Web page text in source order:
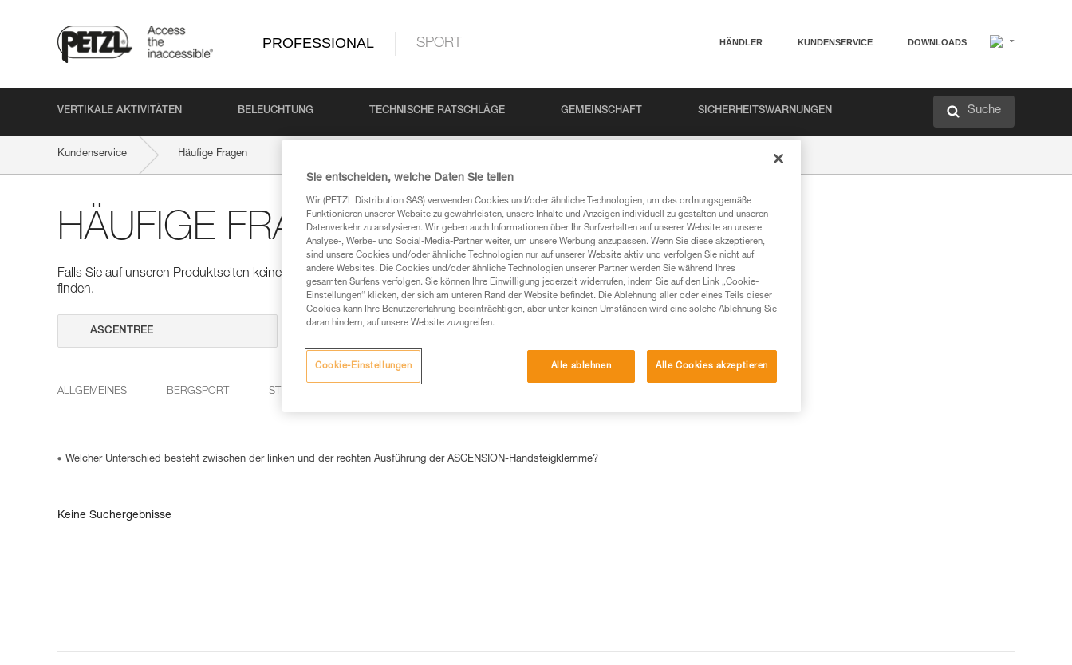
PROFESSIONAL SPORT HÄNDLER KUNDENSERVICE DOWNLOADS
VERTIKALE AKTIVITÄTEN BELEUCHTUNG TECHNISCHE RATSCHLÄGE GEMEINSCHAFT SICHERHEITSWARNUNGEN Suche
Kundenservice Häufige Fragen
HÄUFIGE FRAGEN
Falls Sie auf unseren Produktseiten keine Antworten auf Ihre Fragen gefunden haben, sollten Sie sie hier
finden.
Suche durchführen
ALLGEMEINES BERGSPORT STIRNLAMPEN
Welcher Unterschied besteht zwischen der linken und der rechten Ausführung der ASCENSION-Handsteigklemme?
Keine Suchergebnisse
Sie entscheiden, welche Daten Sie teilen
Wir (PETZL Distribution SAS) verwenden Cookies und/oder ähnliche Technologien, um das ordnungsgemäße
Funktionieren unserer Website zu gewährleisten, unsere Inhalte und Anzeigen individuell zu gestalten und unseren
Datenverkehr zu analysieren. Wir geben auch Informationen über Ihr Surfverhalten auf unserer Website an unsere
Analyse-, Werbe- und Social-Media-Partner weiter, um unsere Werbung anzupassen. Wenn Sie diese akzeptieren,
sind unsere Cookies und/oder ähnliche Technologien nur auf unserer Website aktiv und verfolgen Sie nicht auf
andere Websites. Die Cookies und/oder ähnliche Technologien unserer Partner werden Sie während Ihres
gesamten Surfens verfolgen. Sie können Ihre Einwilligung jederzeit widerrufen, indem Sie auf den Link „Cookie-
Einstellungen“ klicken, der sich am unteren Rand der Website befindet. Die Ablehnung aller oder eines Teils dieser
Cookies kann Ihre Benutzererfahrung beeinträchtigen, aber unter keinen Umständen wird eine solche Ablehnung Sie
daran hindern, auf unsere Website zuzugreifen.
Alle ablehnen Alle Cookies akzeptieren
Cookie-Einstellungen